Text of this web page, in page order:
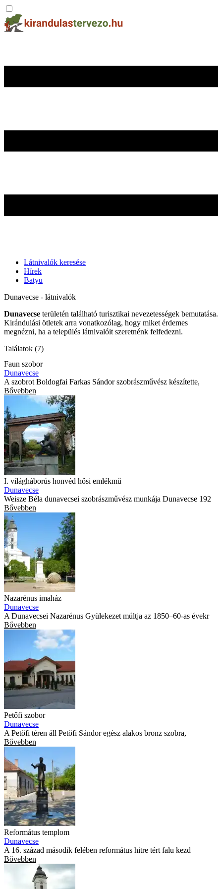
Látnivalók keresése
Hírek
Batyu
Dunavecse - látnivalók
Dunavecse területén található turisztikai nevezetességek bemutatása.
Kirándulási ötletek arra vonatkozólag, hogy miket érdemes
megnézni, ha a település látnivalóit szeretnénk felfedezni.
Találatok (7)
Faun szobor
Dunavecse
A szobrot Boldogfai Farkas Sándor szobrászművész készítette,
Bővebben
I. világháborús honvéd hősi emlékmű
Dunavecse
Weisze Béla dunavecsei szobrászművész munkája Dunavecse 192
Bővebben
Nazarénus imaház
Dunavecse
A Dunavecsei Nazarénus Gyülekezet múltja az 1850–60-as évekr
Bővebben
Petőfi szobor
Dunavecse
A Petőfi téren áll Petőfi Sándor egész alakos bronz szobra,
Bővebben
Református templom
Dunavecse
A 16. század második felében református hitre tért falu kezd
Bővebben